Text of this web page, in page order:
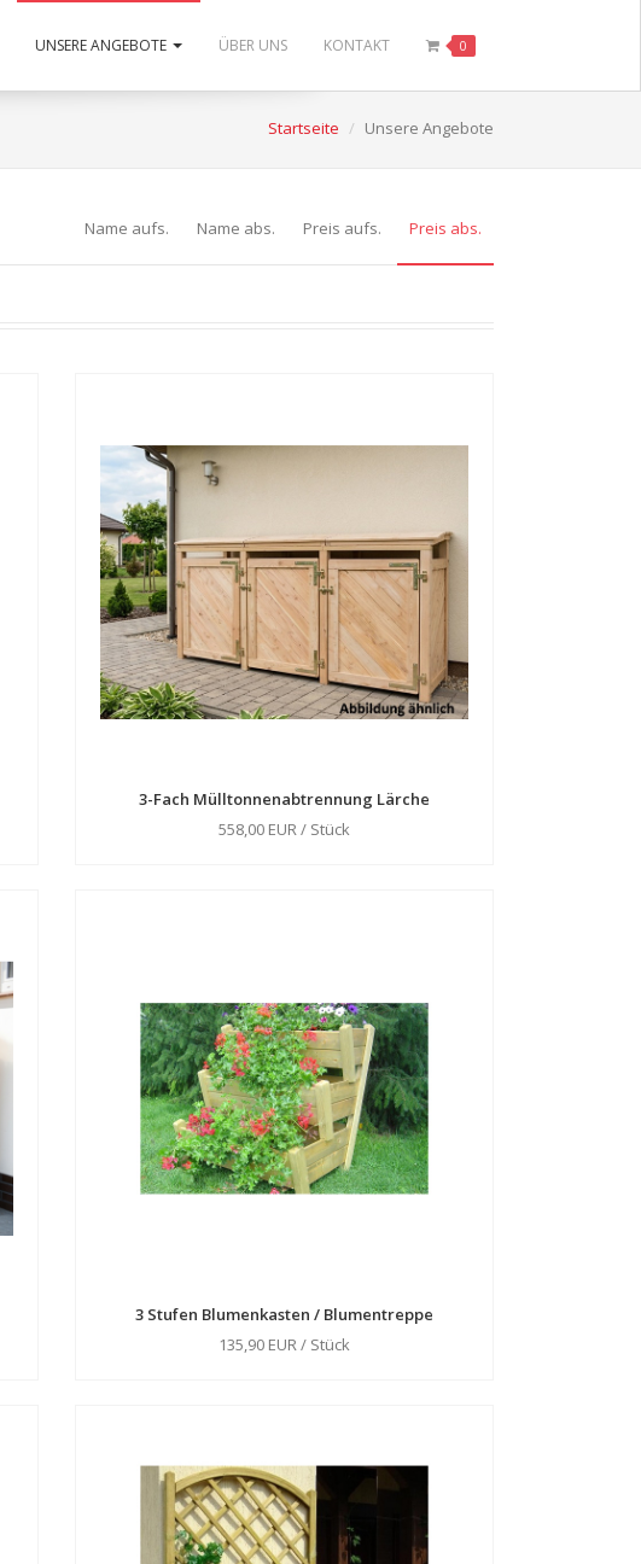
UNSERE ANGEBOTE ÜBER UNS KONTAKT 0
Startseite Unsere Angebote
Name aufs. Name abs. Preis aufs. Preis abs.
3-Fach Mülltonnenabtrennung Lärche
558,00 EUR / Stück
3 Stufen Blumenkasten / Blumentreppe
135,90 EUR / Stück